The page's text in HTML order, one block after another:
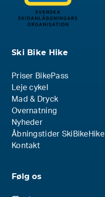
Ski Bike Hike
Priser BikePass
Leje cykel
Mad & Dryck
Overnatning
Nyheder
Åbningstider SkiBikeHike
Kontakt
Følg os